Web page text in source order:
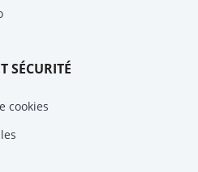
SÉCURITÉ
cookies